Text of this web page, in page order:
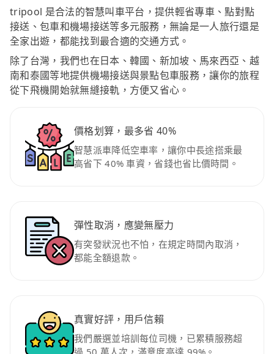
tripool 是合法的智慧叫車平台，提供輕省專車、點對點
接送、包車和機場接送等多元服務，無論是一人旅行還是
全家出遊，都能找到最合適的交通方式。
除了台灣，我們也在日本、韓國、新加坡、馬來西亞、越
南和泰國等地提供機場接送與景點包車服務，讓你的旅程
從下飛機開始就無縫接軌，方便又省心。
價格划算，最多省 40%
智慧派車降低空車率，讓你中長途搭乘最
高省下 40% 車資，省錢也省比價時間。
彈性取消，應變無壓力
有突發狀況也不怕，在規定時間內取消，
都能全額退款。
真實好評，用戶信賴
我們嚴選並培訓每位司機，已累積服務超